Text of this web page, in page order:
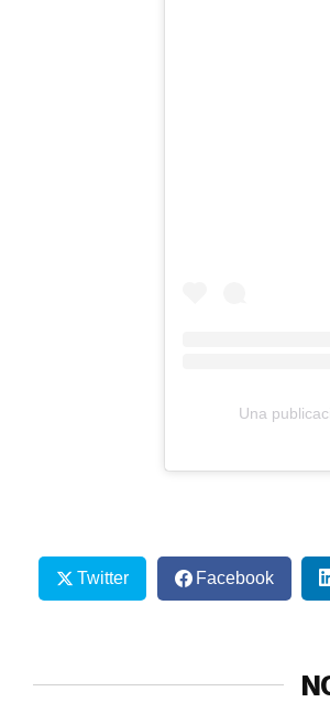
Una
Twitter Facebook